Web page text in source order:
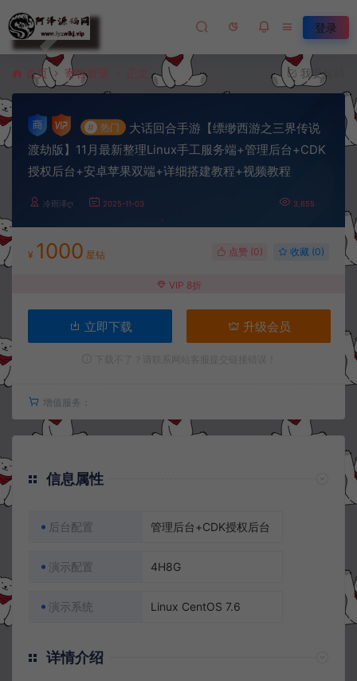
登录
首页 寄售资源 正文 我要投稿
# 热门
大话回合手游【缥缈西游之三界传说
渡劫版】11月最新整理Linux手工服务端+管理后台+CDK
授权后台+安卓苹果双端+详细搭建教程+视频教程
冷雨泽ღ 2025-11-03 3,655
¥ 1000 星钻 点赞 (0) 收藏 (0)
VIP 8折
立即下载 升级会员
增值服务：
信息属性
后台配置 管理后台+CDK授权后台
演示配置 4H8G
演示系统 Linux CentOS 7.6
详情介绍